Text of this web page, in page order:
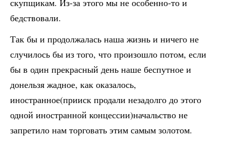
скупщикам. Из-за этого мы не особенно-то и
бедствовали.
Так бы и продолжалась наша жизнь и ничего не
случилось бы из того, что произошло потом, если
бы в один прекрасный день наше беспутное и
донельзя жадное, как оказалось,
иностранное(прииск продали незадолго до этого
одной иностранной концессии)начальство не
запретило нам торговать этим самым золотом.